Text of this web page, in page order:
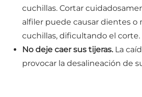
cuchillas. Cortar
alfiler puede causar dientes o
cuchillas, dificultando el corte.
No deje caer sus tijeras. La
provocar la desalineación de